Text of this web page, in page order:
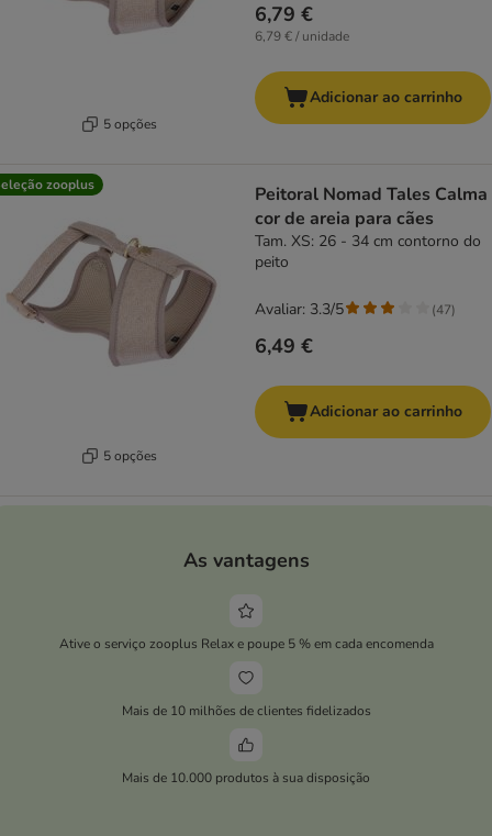
5 opções
6,79 €
6,79 € / unidade
Adicionar ao carrinho
zooplus
5 opções
Peitoral Nomad Tales Calma
cor de areia para cães
Tam. XS: 26 - 34 cm contorno do
peito
6,49 €
Avaliar: 3.3/5 (47)
Adicionar ao carrinho
As vantagens
Ative o serviço zooplus Relax e poupe 5 % em cada encomenda
Mais de 10 milhões de clientes fidelizados
Mais de 10.000 produtos à sua disposição